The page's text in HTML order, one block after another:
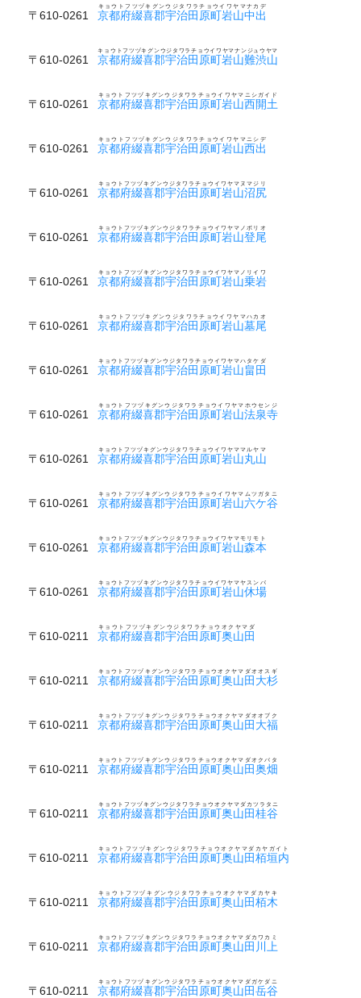
〒610-0261 京都府綴喜郡宇治田原町岩山中出
キョウトフツヅキグンウジタワラチョウイワヤマナカデ
〒610-0261 京都府綴喜郡宇治田原町岩山難渋山
キョウトフツヅキグンウジタワラチョウイワヤマナンジュウヤマ
〒610-0261 京都府綴喜郡宇治田原町岩山西開土
キョウトフツヅキグンウジタワラチョウイワヤマニシガイド
〒610-0261 京都府綴喜郡宇治田原町岩山西出
キョウトフツヅキグンウジタワラチョウイワヤマニシデ
〒610-0261 京都府綴喜郡宇治田原町岩山沼尻
キョウトフツヅキグンウジタワラチョウイワヤマヌマジリ
〒610-0261 京都府綴喜郡宇治田原町岩山登尾
キョウトフツヅキグンウジタワラチョウイワヤマノボリオ
〒610-0261 京都府綴喜郡宇治田原町岩山乗岩
キョウトフツヅキグンウジタワラチョウイワヤマノリイワ
〒610-0261 京都府綴喜郡宇治田原町岩山墓尾
キョウトフツヅキグンウジタワラチョウイワヤマハカオ
〒610-0261 京都府綴喜郡宇治田原町岩山畠田
キョウトフツヅキグンウジタワラチョウイワヤマハタケダ
〒610-0261 京都府綴喜郡宇治田原町岩山法泉寺
キョウトフツヅキグンウジタワラチョウイワヤマホウセンジ
〒610-0261 京都府綴喜郡宇治田原町岩山丸山
キョウトフツヅキグンウジタワラチョウイワヤママルヤマ
〒610-0261 京都府綴喜郡宇治田原町岩山六ケ谷
キョウトフツヅキグンウジタワラチョウイワヤマムツガタニ
〒610-0261 京都府綴喜郡宇治田原町岩山森本
キョウトフツヅキグンウジタワラチョウイワヤマモリモト
〒610-0261 京都府綴喜郡宇治田原町岩山休場
キョウトフツヅキグンウジタワラチョウイワヤマヤスンバ
〒610-0211 京都府綴喜郡宇治田原町奥山田
キョウトフツヅキグンウジタワラチョウオクヤマダ
〒610-0211 京都府綴喜郡宇治田原町奥山田大杉
キョウトフツヅキグンウジタワラチョウオクヤマダオオスギ
〒610-0211 京都府綴喜郡宇治田原町奥山田大福
キョウトフツヅキグンウジタワラチョウオクヤマダオオブク
〒610-0211 京都府綴喜郡宇治田原町奥山田奥畑
キョウトフツヅキグンウジタワラチョウオクヤマダオクバタ
〒610-0211 京都府綴喜郡宇治田原町奥山田桂谷
キョウトフツヅキグンウジタワラチョウオクヤマダカツラタニ
〒610-0211 京都府綴喜郡宇治田原町奥山田栢垣内
キョウトフツヅキグンウジタワラチョウオクヤマダカヤガイト
〒610-0211 京都府綴喜郡宇治田原町奥山田栢木
キョウトフツヅキグンウジタワラチョウオクヤマダカヤキ
〒610-0211 京都府綴喜郡宇治田原町奥山田川上
キョウトフツヅキグンウジタワラチョウオクヤマダカワカミ
〒610-0211 京都府綴喜郡宇治田原町奥山田岳谷
キョウトフツヅキグンウジタワラチョウオクヤマダガケダニ